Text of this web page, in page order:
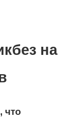
на
что